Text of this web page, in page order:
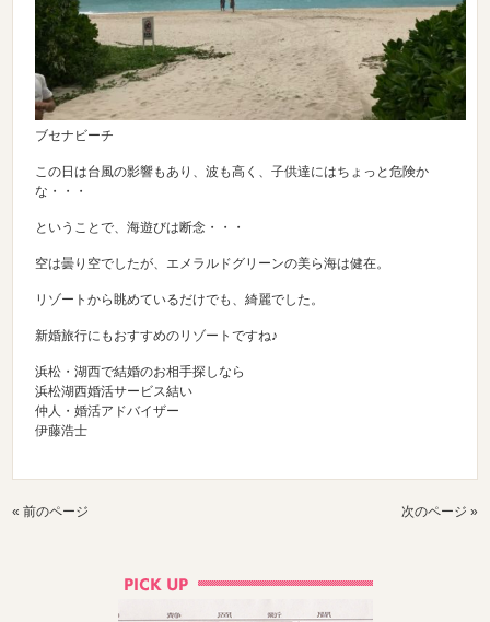
ブセナビーチ
この日は台風の影響もあり、波も高く、子供達にはちょっと危険か
な・・・
ということで、海遊びは断念・・・
空は曇り空でしたが、エメラルドグリーンの美ら海は健在。
リゾートから眺めているだけでも、綺麗でした。
新婚旅行にもおすすめのリゾートですね♪
浜松・湖西で結婚のお相手探しなら
浜松湖西婚活サービス結い
仲人・婚活アドバイザー
伊藤浩士
« 前のページ 次のページ »